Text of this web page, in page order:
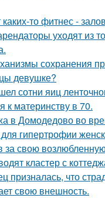
то фитнес -
уходят из
сохранения
девушке?
сотни яиц
к материнству в 70.
в Домодедово во
гипертрофии
свою возлюбленную
кластер с
призналась, что
свою внешность.